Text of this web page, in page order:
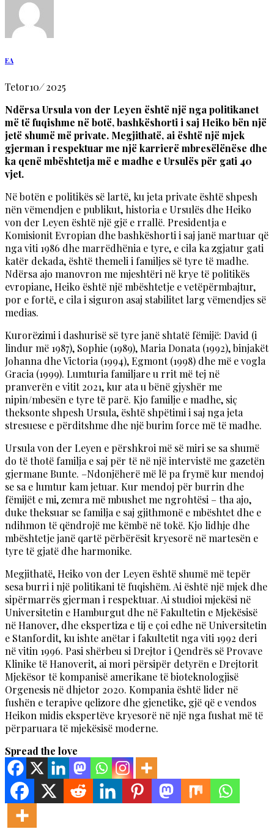
EA
Tetor10/2025
Ndërsa Ursula von der Leyen është një nga politikanet
më të fuqishme në botë, bashkëshorti i saj Heiko bën një
jetë shumë më private. Megjithatë, ai është një mjek
gjerman i respektuar me një karrierë mbresëlënëse dhe
ka qenë mbështetja më e madhe e Ursulës për gati 40
vjet.
Në botën e politikës së lartë, ku jeta private është shpesh
nën vëmendjen e publikut, historia e Ursulës dhe Heiko
von der Leyen është një gjë e rrallë. Presidentja e
Komisionit Evropian dhe bashkëshorti i saj janë martuar që
nga viti 1986 dhe marrëdhënia e tyre, e cila ka zgjatur gati
katër dekada, është themeli i familjes së tyre të madhe.
Ndërsa ajo manovron me mjeshtëri në krye të politikës
evropiane, Heiko është një mbështetje e vetëpërmbajtur,
por e fortë, e cila i siguron asaj stabilitet larg vëmendjes së
medias.
Kurorëzimi i dashurisë së tyre janë shtatë fëmijë: David (i
lindur më 1987), Sophie (1989), Maria Donata (1992), binjakët
Johanna dhe Victoria (1994), Egmont (1998) dhe më e vogla
Gracia (1999). Lumturia familjare u rrit më tej në
pranverën e vitit 2021, kur ata u bënë gjyshër me
nipin/mbesën e tyre të parë. Kjo familje e madhe, siç
theksonte shpesh Ursula, është shpëtimi i saj nga jeta
stresuese e përditshme dhe një burim force më të madhe.
Ursula von der Leyen e përshkroi më së miri se sa shumë
do të thotë familja e saj për të në një intervistë me gazetën
gjermane Bunte. –Ndonjëherë më lë pa frymë kur mendoj
se sa e lumtur kam jetuar. Kur mendoj për burrin dhe
fëmijët e mi, zemra më mbushet me ngrohtësi – tha ajo,
duke theksuar se familja e saj gjithmonë e mbështet dhe e
ndihmon të qëndrojë me këmbë në tokë. Kjo lidhje dhe
mbështetje janë qartë përbërësit kryesorë në martesën e
tyre të gjatë dhe harmonike.
Megjithatë, Heiko von der Leyen është shumë më tepër
sesa burri i një politikani të fuqishëm. Ai është një mjek dhe
sipërmarrës gjerman i respektuar. Ai studioi mjekësi në
Universitetin e Hamburgut dhe në Fakultetin e Mjekësisë
në Hanover, dhe ekspertiza e tij e çoi edhe në Universitetin
e Stanfordit, ku ishte anëtar i fakultetit nga viti 1992 deri
në vitin 1996. Pasi shërbeu si Drejtor i Qendrës së Provave
Klinike të Hanoverit, ai mori përsipër detyrën e Drejtorit
Mjekësor të kompanisë amerikane të bioteknologjisë
Orgenesis në dhjetor 2020. Kompania është lider në
fushën e terapive qelizore dhe gjenetike, gjë që e vendos
Heikon midis ekspertëve kryesorë në një nga fushat më të
përparuara të mjekësisë moderne.
Spread the love